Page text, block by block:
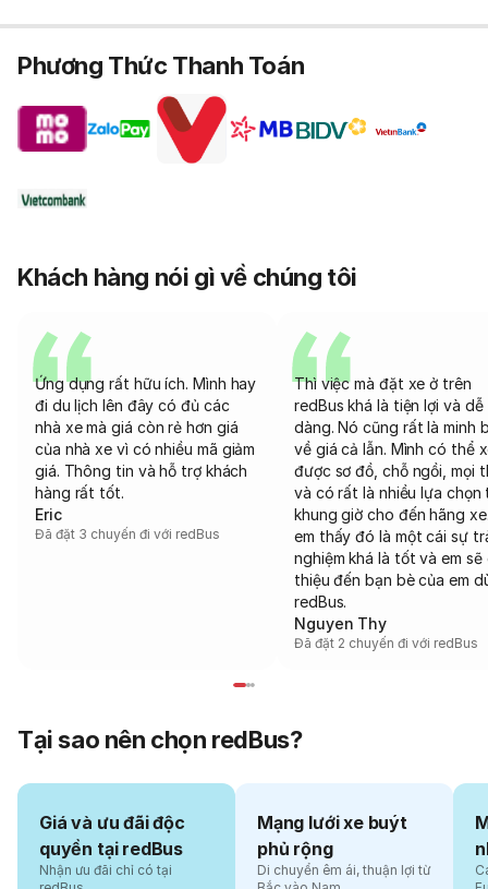
Phương Thức Thanh Toán
Khách hàng nói gì về chúng tôi
Ứng dụng rất hữu ích. Mình hay
đi du lịch lên đây có đủ các
nhà xe mà giá còn rẻ hơn giá
của nhà xe vì có nhiều mã giảm
giá. Thông tin và hỗ trợ khách
hàng rất tốt.
Eric
Đã đặt 3 chuyến đi với redBus
Thì việc mà đặt xe ở trên
redBus khá là tiện lợi và dễ
dàng. Nó cũng rất là minh
về giá cả lẫn. Mình có thể
được sơ đồ, chỗ ngồi, mọi
và có rất là nhiều lựa chọn
khung giờ cho đến hãng
em thấy đó là một cái sự
nghiệm khá là tốt và em sẽ
thiệu đến bạn bè của em
redBus.
Nguyen Thy
Đã đặt 2 chuyến đi với redBus
Tại sao nên chọn redBus?
Giá và ưu đãi độc
quyền tại redBus
Nhận ưu đãi chỉ có tại
Mạng lưới xe buýt
phủ rộng
Di chuyển êm ái, thuận lợi từ